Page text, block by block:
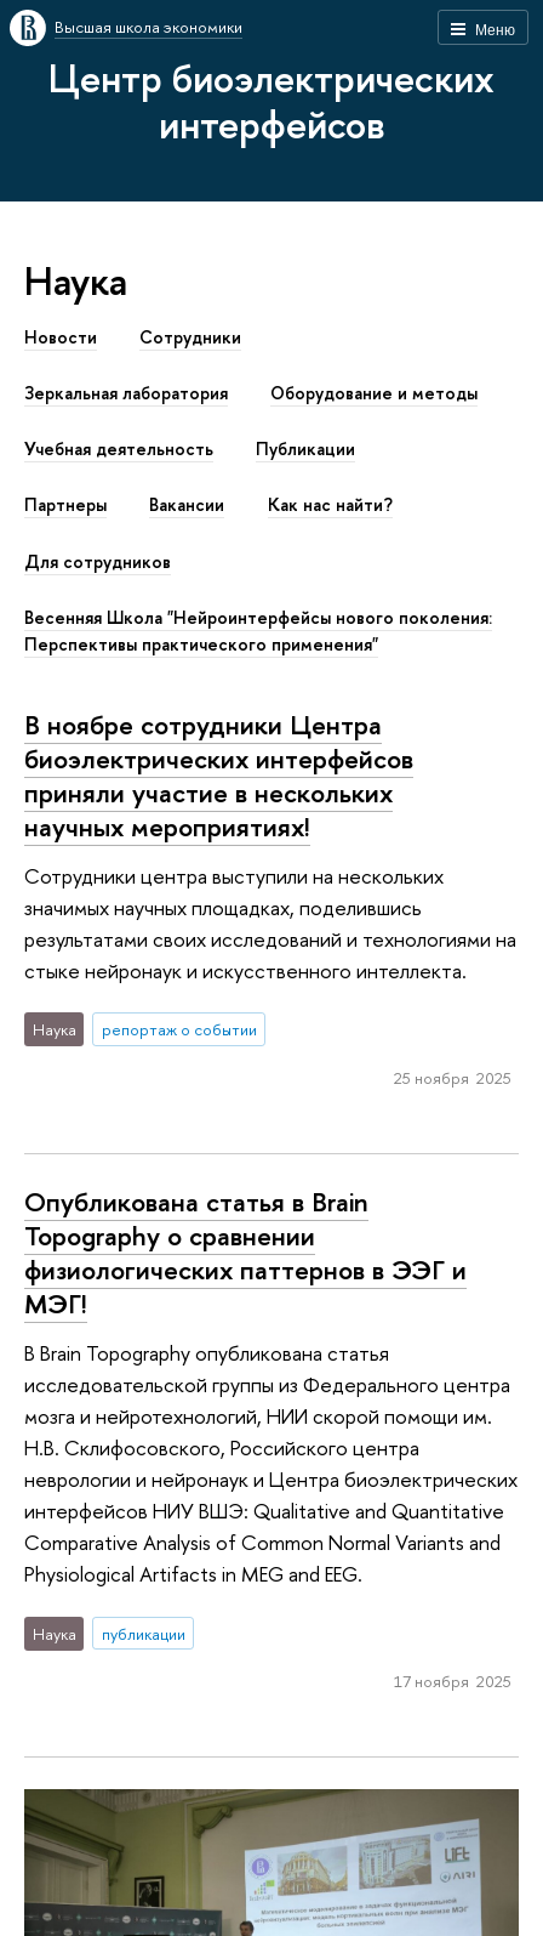
Меню
Высшая школа экономики
Центр биоэлектрических
интерфейсов
Наука
Новости Сотрудники
Зеркальная лаборатория Оборудование и методы
Учебная деятельность Публикации
Партнеры Вакансии Как наc найти?
Для сотрудников
Весенняя Школа "Нейроинтерфейсы нового поколения:
Перспективы практического применения"
В ноябре сотрудники Центра
биоэлектрических интерфейсов
приняли участие в нескольких
научных мероприятиях!
Сотрудники центра выступили на нескольких
значимых научных площадках, поделившись
результатами своих исследований и технологиями на
стыке нейронаук и искусственного интеллекта.
Наука репортаж о событии
25 ноября 2025
Опубликована статья в Brain
Topography о сравнении
физиологических паттернов в ЭЭГ и
МЭГ!
В Brain Topography опубликована статья
исследовательской группы из Федерального центра
мозга и нейротехнологий, НИИ скорой помощи им.
Н.В. Склифосовского, Российского центра
неврологии и нейронаук и Центра биоэлектрических
интерфейсов НИУ ВШЭ: Qualitative and Quantitative
Comparative Analysis of Common Normal Variants and
Physiological Artifacts in MEG and EEG.
Наука публикации
17 ноября 2025